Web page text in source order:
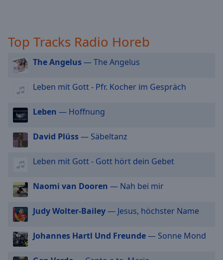
Fullscreen
This
window.
Beginning
dialog
window.
Escape
cancel
and
window.
Text
Top Tracks Radio Horeb
The Angelus— The Angelus
Leben mit Gott - Pfr. Kocher im Gespräch
Leben — Hoffnung
David Plüss— Säbeltanz
Leben mit Gott - Gott hört dein Gebet
Naomi van Dooren — Nah bei mir
Judy Wolter-Bailey— Jesus, höchster Name
Johannes Hartl Und Freunde— Sonne Mond